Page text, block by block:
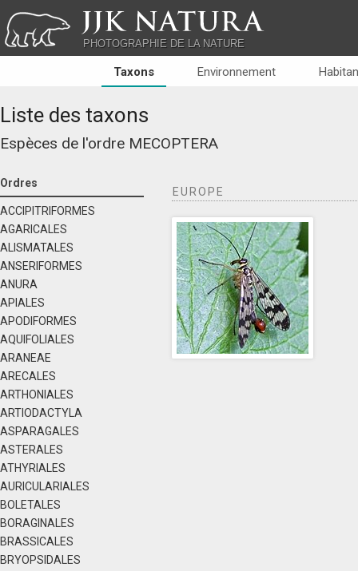
JJK NATURA
PHOTOGRAPHIE DE LA NATURE
Taxons Environnement
Liste des taxons
Espèces de l'ordre MECOPTERA
Ordres
ACCIPITRIFORMES
AGARICALES
ALISMATALES
ANSERIFORMES
ANURA
APIALES
APODIFORMES
AQUIFOLIALES
ARANEAE
ARECALES
ARTHONIALES
ARTIODACTYLA
ASPARAGALES
ASTERALES
ATHYRIALES
AURICULARIALES
BOLETALES
BORAGINALES
BRASSICALES
BRYOPSIDALES
EUROPE